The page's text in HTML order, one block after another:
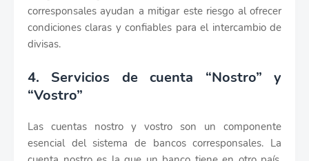
corresponsales ayudan a mitigar este riesgo al ofrecer
condiciones claras y confiables para el intercambio de
divisas.
4. Servicios de cuenta “Nostro” y
“Vostro”
Las cuentas nostro y vostro son un componente
esencial del sistema de bancos corresponsales. La